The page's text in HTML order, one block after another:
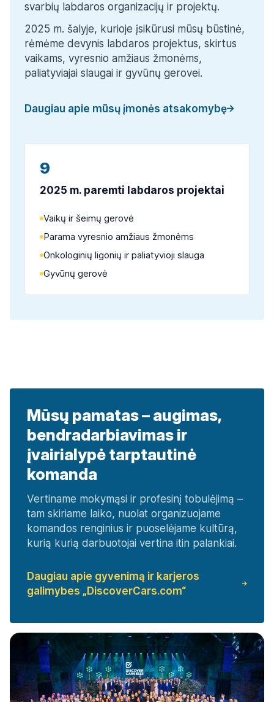
svarbių labdaros organizacijų ir projektų.
2025 m. šalyje, kurioje įsikūrusi mūsų būstinė,
rėmėme devynis labdaros projektus, skirtus
vaikams, vyresnio amžiaus žmonėms,
paliatyviajai slaugai ir gyvūnų gerovei.
Daugiau apie mūsų įmonės atsakomybę
9
2025 m. paremti labdaros projektai
Vaikų ir šeimų gerovė
Parama vyresnio amžiaus žmonėms
Onkologinių ligonių ir paliatyvioji slauga
Gyvūnų gerovė
Mūsų pamatas – augimas,
bendradarbiavimas ir
įvairialypė tarptautinė
komanda
Vertiname mokymąsi ir profesinį tobulėjimą –
tam skiriame laiko, nuolat organizuojame
komandos renginius ir puoselėjame kultūrą,
kurią kurią darbuotojai vertina itin palankiai.
Daugiau apie gyvenimą ir karjeros
galimybes „DiscoverCars.com“